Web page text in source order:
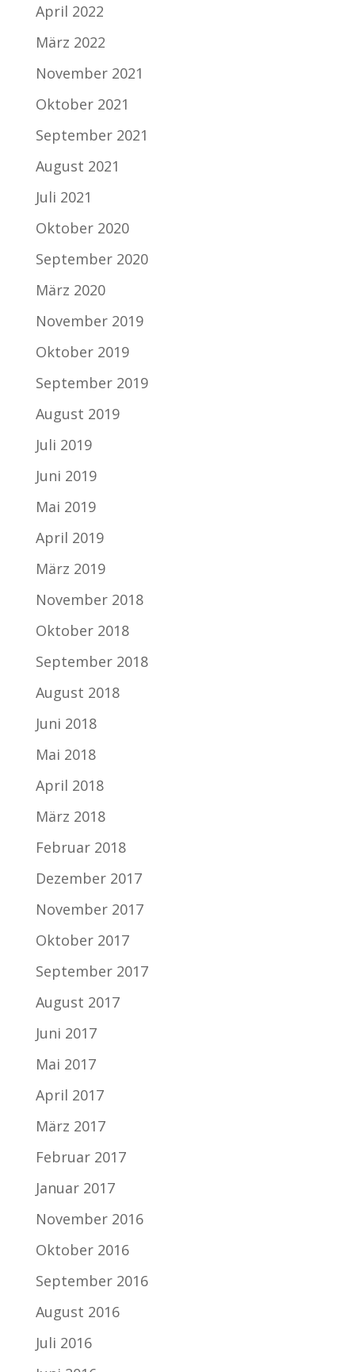
April 2022
März 2022
November 2021
Oktober 2021
September 2021
August 2021
Juli 2021
Oktober 2020
September 2020
März 2020
November 2019
Oktober 2019
September 2019
August 2019
Juli 2019
Juni 2019
Mai 2019
April 2019
März 2019
November 2018
Oktober 2018
September 2018
August 2018
Juni 2018
Mai 2018
April 2018
März 2018
Februar 2018
Dezember 2017
November 2017
Oktober 2017
September 2017
August 2017
Juni 2017
Mai 2017
April 2017
März 2017
Februar 2017
Januar 2017
November 2016
Oktober 2016
September 2016
August 2016
Juli 2016